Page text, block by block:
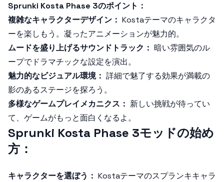
Sprunki Kosta Phase 3のポイント：
複雑なキャラクターデザイン： Kostaテーマのキャラクタ
ーを楽しもう。凝ったアニメーションが魅力的。
ムードを盛り上げるサウンドトラック： 暗い雰囲気のル
ープでドラマチックな設定を演出。
魅力的なビジュアル環境： 詳細で魅了する効果が満載の
影のあるステージを探ろう。
多様なゲームプレイメカニクス： 新しい挑戦が待ってい
て、ゲームがもっと面白くなるよ。
Sprunki Kosta Phase 3モッドの始め
方：
キャラクターを選ぼう： Kostaテーマのスプランキキャラ